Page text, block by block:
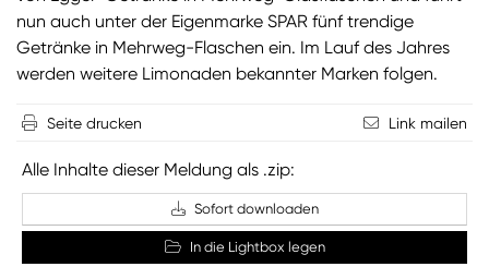
nun auch unter der Eigenmarke SPAR fünf trendige
Getränke in Mehrweg-Flaschen ein. Im Lauf des Jahres
werden weitere Limonaden bekannter Marken folgen.
Seite drucken Link mailen
Alle Inhalte dieser Meldung als .zip:
Sofort downloaden
In die Lightbox legen